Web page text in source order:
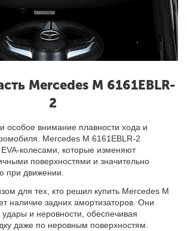
Mercedes M 6161EBLR-
2
особое внимание плавности хода и
Mercedes М 6161EBLR-2
колесами, которые изменяют
поверхностями и значительно
при движении.
для тех, кто решил купить Mercedes M
наличие задних амортизаторов. Они
и неровности, обеспечивая
даже по неровным поверхностям.